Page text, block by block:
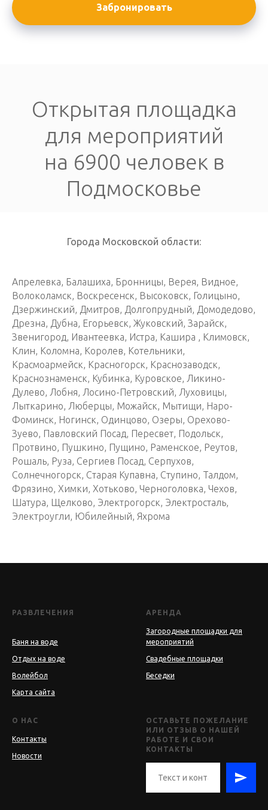
Забронировать
Открытая площадка
для мероприятий
на 6900 человек в
Подмосковье
Города Московской области:
Апрелевка, Балашиха, Бронницы, Верея, Видное,
Волоколамск, Воскресенск, Высоковск, Голицыно,
Дзержинский, Дмитров, Долгопрудный, Домодедово,
Дрезна, Дубна, Егорьевск, Жуковский, Зарайск,
Звенигород, Ивантеевка, Истра, Кашира , Климовск,
Клин, Коломна, Королев, Котельники,
Красмоармейск, Красногорск, Краснозаводск,
Краснознаменск, Кубинка, Куровское, Ликино-
Дулево, Лобня, Лосино-Петровский, Луховицы,
Лыткарино, Люберцы, Можайск, Мытищи, Наро-
Фоминск, Ногинск, Одинцово, Озеры, Орехово-
Зуево, Павловский Посад, Пересвет, Подольск,
Протвино, Пушкино, Пущино, Раменское, Реутов,
Рошаль, Руза, Сергиев Посад, Серпухов,
Солнечногорск, Старая Купавна, Ступино, Талдом,
Фрязино, Химки, Хотьково, Черноголовка, Чехов,
Шатура, Щелково, Электрогорск, Электросталь,
Электроугли, Юбилейный, Яхрома
РАЗВЛЕЧЕНИЯ
Баня на воде
Отдых на воде
Волейбол
Карта сайта
АРЕНДА
Загородные площадки для
мероприятий
Свадебные площадки
Беседки
О НАС
Контакты
Новости
ОСТАВЬТЕ ПОЖЕЛАНИЕ
ИЛИ ОТЗЫВ О НАШЕЙ
РАБОТЕ И СВОИ
КОНТАКТЫ